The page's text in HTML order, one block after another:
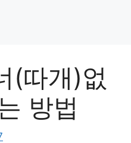
(따개)없
방법